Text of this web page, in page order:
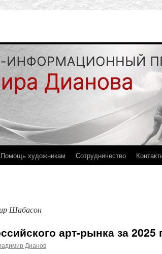
Помощь художникам Сотрудничество
Шабасон
арт-рынка за 2025
Дианов